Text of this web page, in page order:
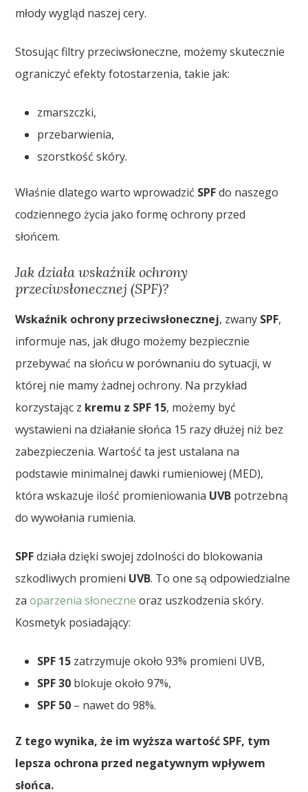
młody wygląd naszej cery.
Stosując filtry przeciwsłoneczne, możemy skutecznie
ograniczyć efekty fotostarzenia, takie jak:
zmarszczki,
przebarwienia,
szorstkość skóry.
Właśnie dlatego warto wprowadzić SPFdo naszego
codziennego życia jako formę ochrony przed
słońcem.
Jak działa wskaźnik ochrony
przeciwsłonecznej (SPF)?
Wskaźnik ochrony przeciwsłonecznej, zwany SPF,
informuje nas, jak długo możemy bezpiecznie
przebywać na słońcu w porównaniu do sytuacji, w
której nie mamy żadnej ochrony. Na przykład
korzystając z kremu z SPF 15, możemy być
wystawieni na działanie słońca 15 razy dłużej niż bez
zabezpieczenia. Wartość ta jest ustalana na
podstawie minimalnej dawki rumieniowej (MED),
która wskazuje ilość promieniowania UVB potrzebną
do wywołania rumienia.
SPFdziała dzięki swojej zdolności do blokowania
szkodliwych promieni UVB. To one są odpowiedzialne
zaoparzenia słoneczne oraz uszkodzenia skóry.
Kosmetyk posiadający:
SPF 15 zatrzymuje około 93% promieni UVB,
SPF 30 blokuje około 97%,
SPF 50 – nawet do 98%.
Z tego wynika, że im wyższa wartość SPF, tym
lepsza ochrona przed negatywnym wpływem
słońca.